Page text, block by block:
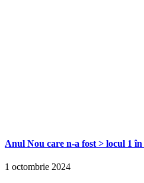
Anul Nou care n-a fost > locul 1
1 octombrie 2024